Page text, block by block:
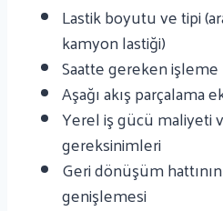
Lastik boyutu ve tipi
kamyon lastiği)
Saatte gereken işleme
Aşağı akış parçalama
Yerel iş gücü maliyeti
gereksinimleri
Geri dönüşüm
genişlemesi